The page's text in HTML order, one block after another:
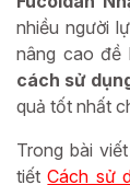
nhiều người
nâng cao đề
cách sử
quả tốt nhất
Trong bài
tiếtCách sử